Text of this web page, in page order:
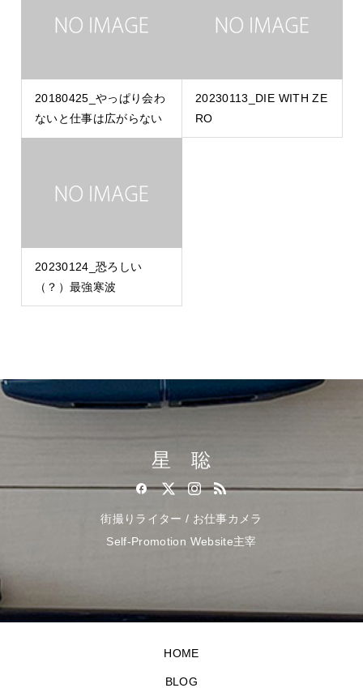
20180425_やっぱり会わ
ないと仕事は広がらない
20230113_DIE WITH ZE
RO
20230124_恐ろしい
（？）最強寒波
星 聡
街撮りライター / お仕事カメラ
Self-Promotion Website主宰
HOME
BLOG